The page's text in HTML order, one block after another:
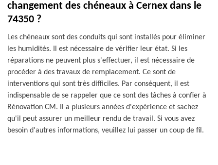
changement des chéneaux à Cernex dans le
74350 ?
Les chéneaux sont des conduits qui sont installés pour éliminer
les humidités. Il est nécessaire de vérifier leur état. Si les
réparations ne peuvent plus s'effectuer, il est nécessaire de
procéder à des travaux de remplacement. Ce sont de
interventions qui sont très difficiles. Par conséquent, il est
indispensable de se rappeler que ce sont des tâches à confier à
Rénovation CM. Il a plusieurs années d'expérience et sachez
qu'il peut assurer un meilleur rendu de travail. Si vous avez
besoin d'autres informations, veuillez lui passer un coup de fil.